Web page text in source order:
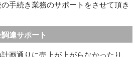
手続き業務のサポートをさせて頂き
達サポート
画通りに売上が上がらなかったり、